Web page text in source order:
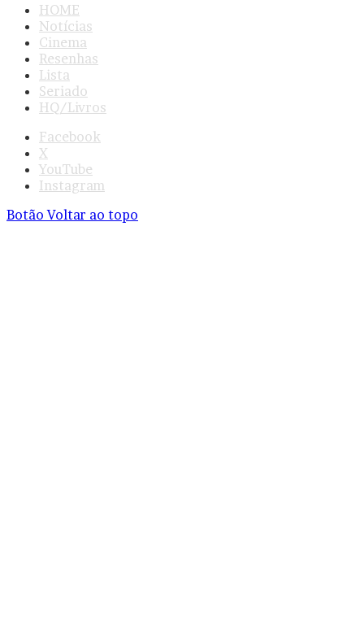
HOME
Notícias
Cinema
Resenhas
Lista
Seriado
HQ/Livros
Facebook
X
YouTube
Instagram
Botão Voltar ao topo